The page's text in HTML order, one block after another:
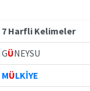
7 Harfli Kelimeler
GÜNEYSU
MÜLKİYE